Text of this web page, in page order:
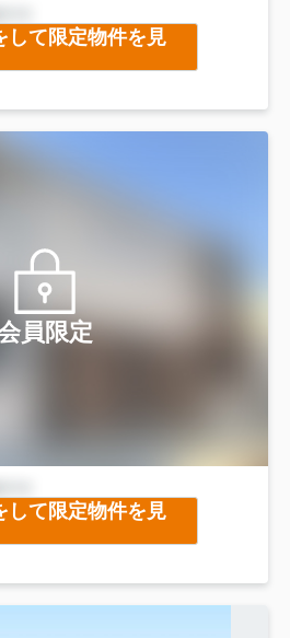
して限定物件を見
員限定
して限定物件を見